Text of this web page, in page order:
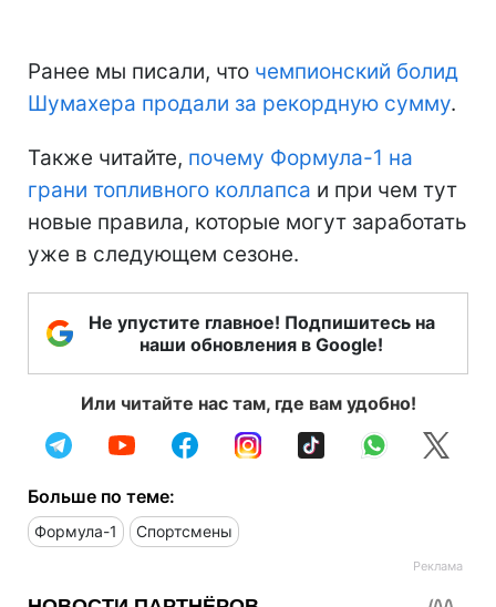
Ранее мы писали, что чемпионский болид
Шумахера продали за рекордную сумму.
Также читайте, почему Формула-1 на
грани топливного коллапса и при чем тут
новые правила, которые могут заработать
уже в следующем сезоне.
Не упустите главное! Подпишитесь на
наши обновления в Google!
Или читайте нас там, где вам удобно!
Больше по теме:
Формула-1 Спортсмены